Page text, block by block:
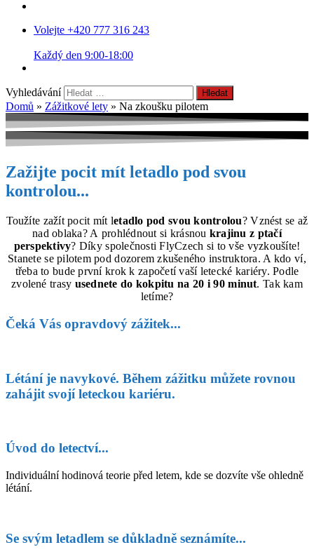
Volejte +420 777 316 243
Každý den 9:00-18:00
Vyhledávání
Domů » Zážitkové lety » Na zkoušku pilotem
Zažijte pocit mít letadlo pod svou
kontrolou...
Toužíte zažít pocit mít letadlo pod svou kontrolou? Vznést se až
nad oblaka? A prohlédnout si krásnou krajinu z ptačí
perspektivy? Díky společnosti FlyCzech si to vše vyzkoušíte!
Stanete se pilotem pod dozorem zkušeného instruktora. A kdo ví,
třeba to bude první krok k započetí vaší letecké kariéry. Podle
zvolené trasy usednete do kokpitu na 20 i 90 minut. Tak kam
letíme?
Čeká Vás opravdový zážitek...​
Létání je navykové. Během zážitku můžete rovnou
zahájit svojí leteckou kariéru.
Úvod do letectví...
Individuální hodinová teorie před letem, kde se dozvíte vše ohledně
létání.
Se svým letadlem se důkladně seznámíte...